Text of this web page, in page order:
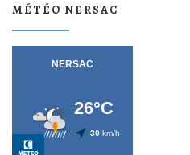
MÉTÉO NERSAC